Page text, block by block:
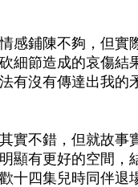
感鋪陳不夠，但實
細節造成的哀傷結
有沒有傳達出我的
實不錯，但就故事
顯有更好的空間，
十四集兒時同伴退